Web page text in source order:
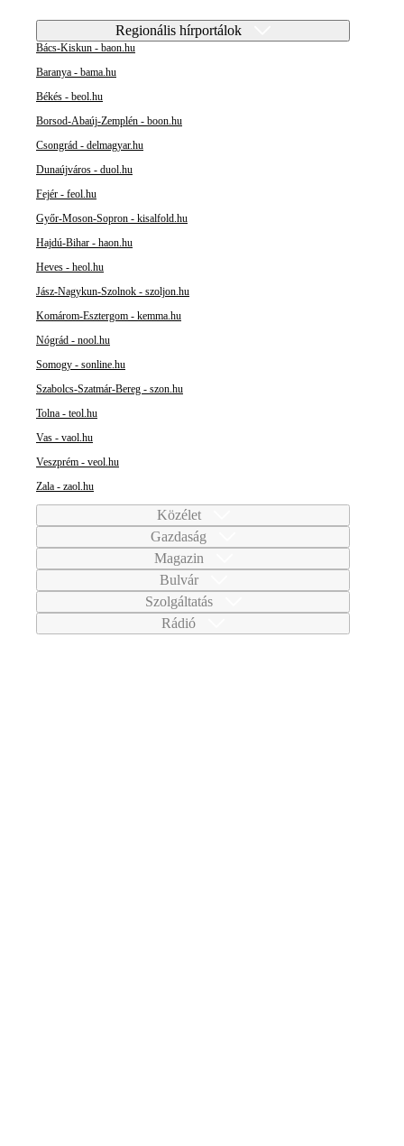
Regionális hírportálok
Bács-Kiskun - baon.hu
Baranya - bama.hu
Békés - beol.hu
Borsod-Abaúj-Zemplén - boon.hu
Csongrád - delmagyar.hu
Dunaújváros - duol.hu
Fejér - feol.hu
Győr-Moson-Sopron - kisalfold.hu
Hajdú-Bihar - haon.hu
Heves - heol.hu
Jász-Nagykun-Szolnok - szoljon.hu
Komárom-Esztergom - kemma.hu
Nógrád - nool.hu
Somogy - sonline.hu
Szabolcs-Szatmár-Bereg - szon.hu
Tolna - teol.hu
Vas - vaol.hu
Veszprém - veol.hu
Zala - zaol.hu
Közélet
Gazdaság
Magazin
Bulvár
Szolgáltatás
Rádió